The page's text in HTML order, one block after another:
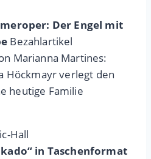
Der Engel mit
Bezahlartikel
Marianna Martines:
Höckmayr verlegt den
heutige Familie
Hall
in Taschenformat